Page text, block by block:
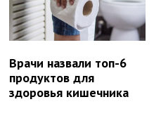
Врачи назвали топ-6
продуктов для
здоровья кишечника